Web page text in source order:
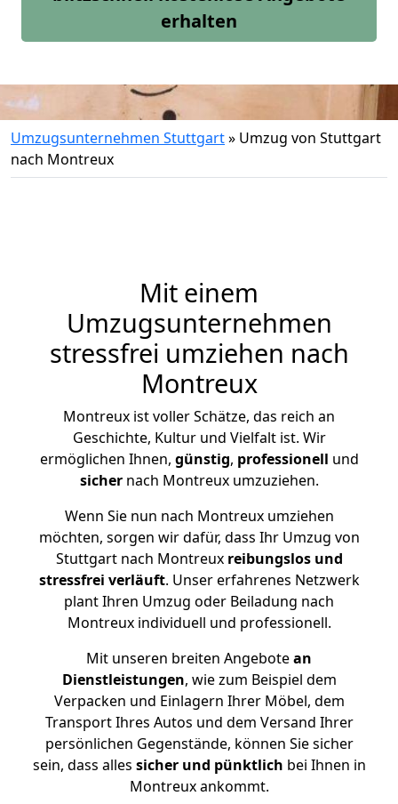
erhalten
Umzugsunternehmen Stuttgart» Umzug von Stuttgart
nach Montreux
Mit einem
Umzugsunternehmen
stressfrei umziehen nach
Montreux
Montreux ist voller Schätze, das reich an
Geschichte, Kultur und Vielfalt ist. Wir
ermöglichen Ihnen, günstig, professionell und
sichernach Montreux umzuziehen.
Wenn Sie nun nach Montreux umziehen
möchten, sorgen wir dafür, dass Ihr Umzug von
Stuttgart nach Montreux reibungslos und
stressfrei verläuft. Unser erfahrenes Netzwerk
plant Ihren Umzug oder Beiladung nach
Montreux individuell und professionell.
Mit unseren breiten Angebotean
Dienstleistungen, wie zum Beispiel dem
Verpacken und Einlagern Ihrer Möbel, dem
Transport Ihres Autos und dem Versand Ihrer
persönlichen Gegenstände, können Sie sicher
sein, dass alles sicher und pünktlich bei Ihnen in
Montreux ankommt.